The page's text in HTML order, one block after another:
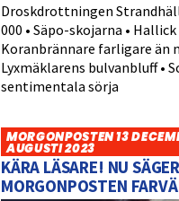
Droskdrottningen
000 • Säpo-skojarna •
Koranbrännare farligare än
Lyxmäklarens bulvanbluff •
sentimentala sörja
MORGONPOSTEN 13
AUGUSTI 2023
KÄRA LÄSARE! NU
MORGONPOSTEN